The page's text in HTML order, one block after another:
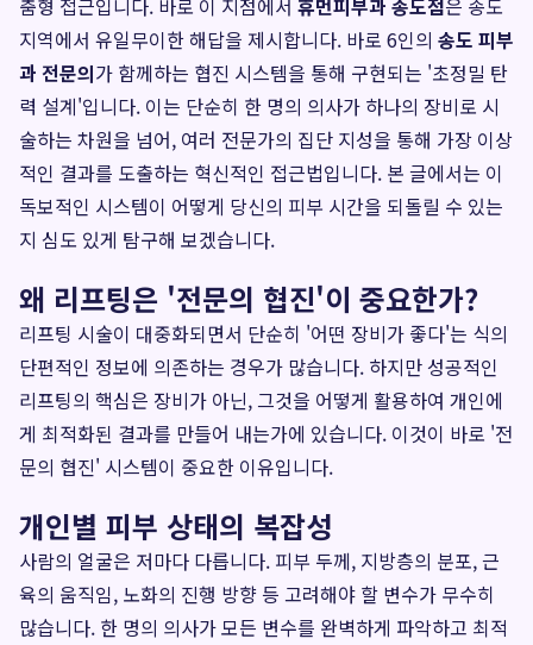
춤형 접근입니다. 바로 이 지점에서 휴먼피부과 송도점은 송도
지역에서 유일무이한 해답을 제시합니다. 바로 6인의 송도 피부
과 전문의가 함께하는 협진 시스템을 통해 구현되는 '초정밀 탄
력 설계'입니다. 이는 단순히 한 명의 의사가 하나의 장비로 시
술하는 차원을 넘어, 여러 전문가의 집단 지성을 통해 가장 이상
적인 결과를 도출하는 혁신적인 접근법입니다. 본 글에서는 이
독보적인 시스템이 어떻게 당신의 피부 시간을 되돌릴 수 있는
지 심도 있게 탐구해 보겠습니다.
왜 리프팅은 '전문의 협진'이 중요한가?
리프팅 시술이 대중화되면서 단순히 '어떤 장비가 좋다'는 식의
단편적인 정보에 의존하는 경우가 많습니다. 하지만 성공적인
리프팅의 핵심은 장비가 아닌, 그것을 어떻게 활용하여 개인에
게 최적화된 결과를 만들어 내는가에 있습니다. 이것이 바로 '전
문의 협진' 시스템이 중요한 이유입니다.
개인별 피부 상태의 복잡성
사람의 얼굴은 저마다 다릅니다. 피부 두께, 지방층의 분포, 근
육의 움직임, 노화의 진행 방향 등 고려해야 할 변수가 무수히
많습니다. 한 명의 의사가 모든 변수를 완벽하게 파악하고 최적